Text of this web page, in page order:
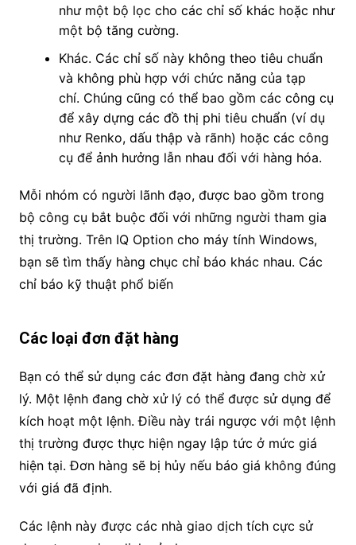
như một bộ lọc cho các chỉ số khác hoặc như
một bộ tăng cường.
Khác. Các chỉ số này không theo tiêu chuẩn
và không phù hợp với chức năng của tạp
chí. Chúng cũng có thể bao gồm các công cụ
để xây dựng các đồ thị phi tiêu chuẩn (ví dụ
như Renko, dấu thập và rãnh) hoặc các công
cụ để ảnh hưởng lẫn nhau đối với hàng hóa.
Mỗi nhóm có người lãnh đạo, được bao gồm trong
bộ công cụ bắt buộc đối với những người tham gia
thị trường. Trên IQ Option cho máy tính Windows,
bạn sẽ tìm thấy hàng chục chỉ báo khác nhau. Các
chỉ báo kỹ thuật phổ biến
Các loại đơn đặt hàng
Bạn có thể sử dụng các đơn đặt hàng đang chờ xử
lý. Một lệnh đang chờ xử lý có thể được sử dụng để
kích hoạt một lệnh. Điều này trái ngược với một lệnh
thị trường được thực hiện ngay lập tức ở mức giá
hiện tại. Đơn hàng sẽ bị hủy nếu báo giá không đúng
với giá đã định.
Các lệnh này được các nhà giao dịch tích cực sử